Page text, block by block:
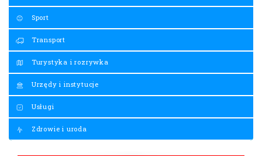
Sport
Transport
Turystyka i rozrywka
Urzędy i instytucje
Usługi
Zdrowie i uroda